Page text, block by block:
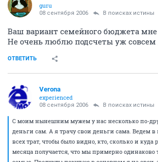
guru
08 сентября 2006 В поисках истины
Ваш вариант семейного бюджета
Не очень люблю подсчеты уж совсем
ОТВЕТИТЬ
Verona
experienced
08 сентября 2006 В поисках истины
С моим нынешним мужем у нас несколько по-
деньги сам. А я трачу свои деньги сама. Ведем
всех трат, чтобы было видно, кто, сколько и куда
месяца получается, что мы примерно одинаково